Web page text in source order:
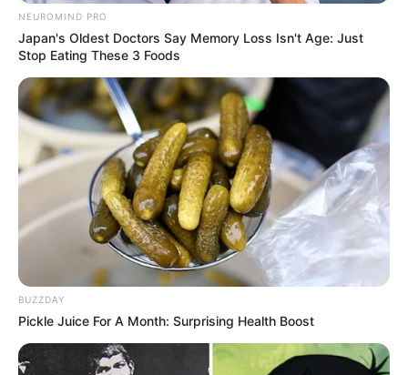
(foto: instagram/firgaaa)
NEUROMIND PRO
Japan's Oldest Doctors Say Memory Loss Isn't Age: Just
Stop Eating These 3 Foods
BUZZDAY
Pickle Juice For A Month: Surprising Health Boost